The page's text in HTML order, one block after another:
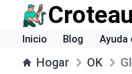
Inicio Blog Ayuda
Hogar OK